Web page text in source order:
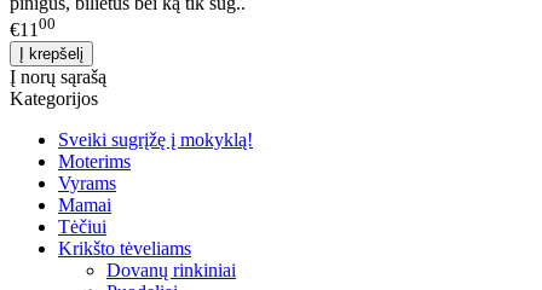
€11 00
Į norų sąrašą
Kategorijos
Sveiki sugrįžę į mokyklą!
Moterims
Vyrams
Mamai
Tėčiui
Krikšto tėveliams
Dovanų rinkiniai